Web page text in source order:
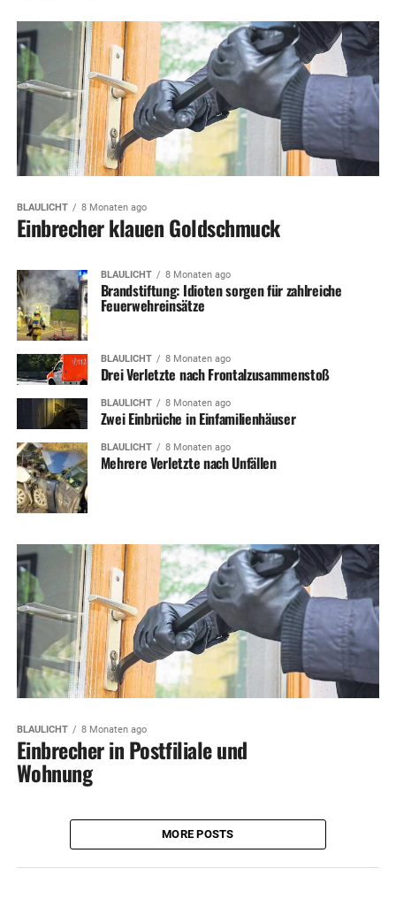
BLAULICHT 8 Monaten ago
Einbrecher klauen Goldschmuck
BLAULICHT 8 Monaten ago
Brandstiftung: Idioten sorgen für zahlreiche
Feuerwehreinsätze
BLAULICHT 8 Monaten ago
Drei Verletzte nach Frontalzusammenstoß
BLAULICHT 8 Monaten ago
Zwei Einbrüche in Einfamilienhäuser
BLAULICHT 8 Monaten ago
Mehrere Verletzte nach Unfällen
BLAULICHT 8 Monaten ago
Einbrecher in Postfiliale und
Wohnung
MORE POSTS